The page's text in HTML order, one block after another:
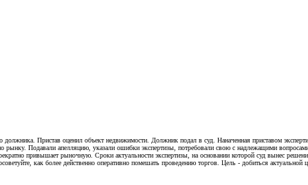
Пристав оценил объект недвижимости. Должник подал в суд. Наначенная приставом
рынку. Подавали апелляцию, указали ошибки экспертизы, потребовали свою с надлежащими
привышает рыночную. Сроки актуальности экспертизы, на основании которой суд вынес
как более действенно оперативно помешать проведению торгов. Цель - добиться актуальной